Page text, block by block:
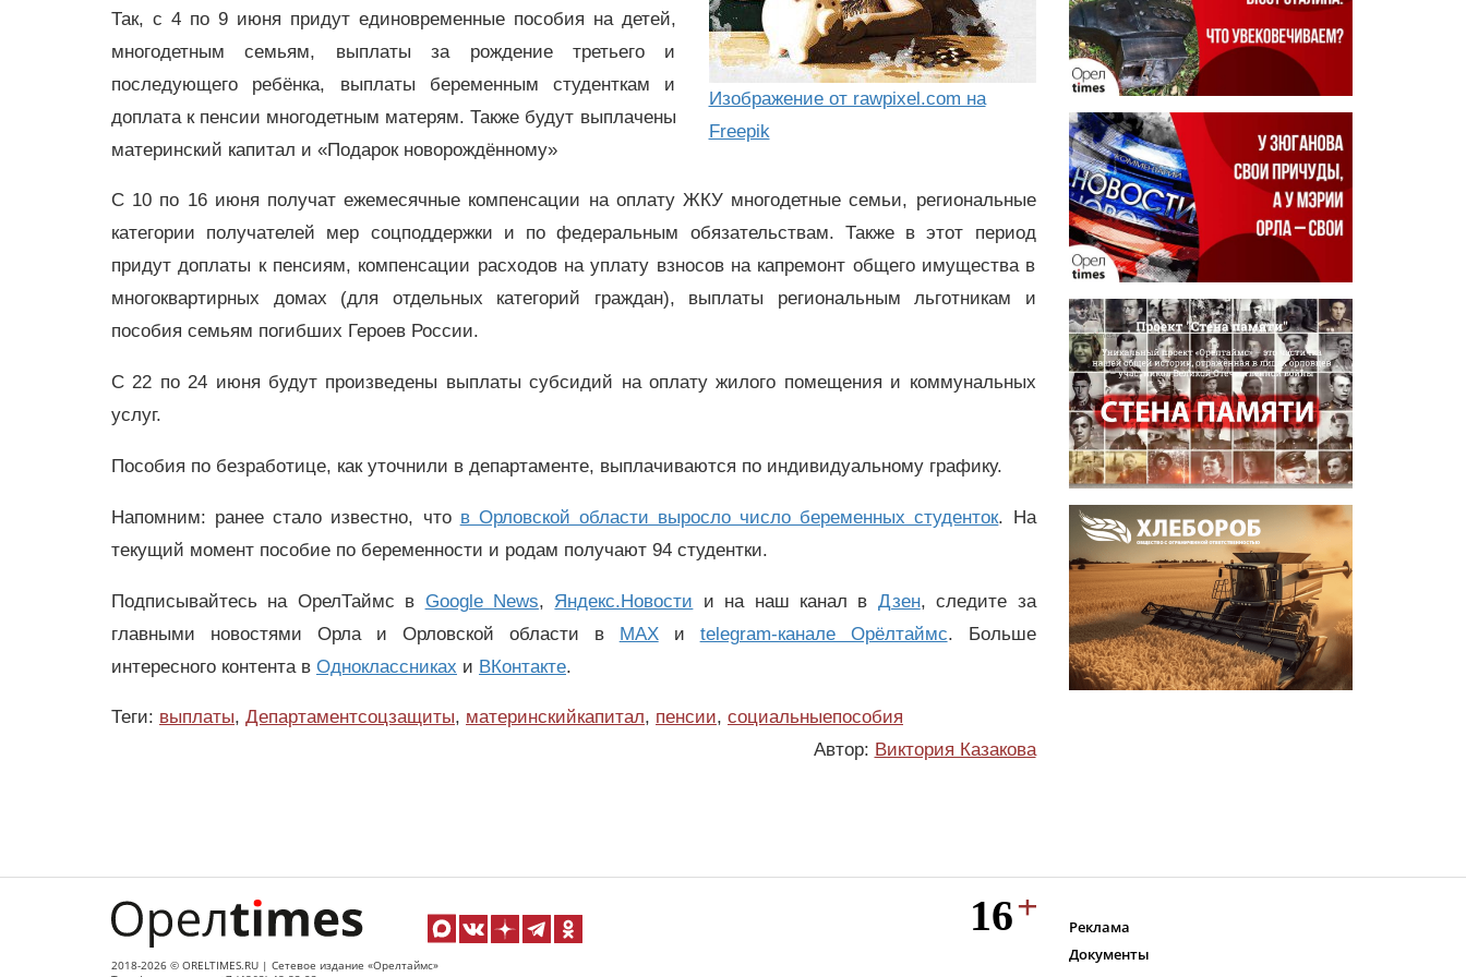
Изображение от rawpixel.com на
Freepik
Так, с 4 по 9 июня придут единовременные пособия на детей,
многодетным семьям, выплаты за рождение третьего и
последующего ребёнка, выплаты беременным студенткам и
доплата к пенсии многодетным матерям. Также будут выплачены
материнский капитал и «Подарок новорождённому»
С 10 по 16 июня получат ежемесячные компенсации на оплату ЖКУ многодетные семьи, региональные
категории получателей мер соцподдержки и по федеральным обязательствам. Также в этот период
придут доплаты к пенсиям, компенсации расходов на уплату взносов на капремонт общего имущества в
многоквартирных домах (для отдельных категорий граждан), выплаты региональным льготникам и
пособия семьям погибших Героев России.
С 22 по 24 июня будут произведены выплаты субсидий на оплату жилого помещения и коммунальных
услуг.
Пособия по безработице, как уточнили в департаменте, выплачиваются по индивидуальному графику.
Напомним: ранее стало известно, что в Орловской области выросло число беременных студенток. На
текущий момент пособие по беременности и родам получают 94 студентки.
Подписывайтесь на ОрелТаймс в Google News, Яндекс.Новости и на наш канал в Дзен, следите за
главными новостями Орла и Орловской области в MAXи telegram-канале Орёлтаймс. Больше
интересного контента в Одноклассниках и ВКонтакте.
Теги: выплаты, Департаментсоцзащиты, материнскийкапитал, пенсии, социальныепособия
Автор: Виктория Казакова
2018-2026 © ORELTIMES.RU | Сетевое издание «Орелтаймс»
Реклама
Документы